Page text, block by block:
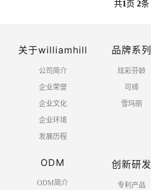
共1页 2条
关于williamhill
公司简介
企业荣誉
企业文化
企业环境
发展历程
品牌系列
炫彩芬龄
可绮
雪玛丽
ODM
ODM简介
创新研发
专利产品